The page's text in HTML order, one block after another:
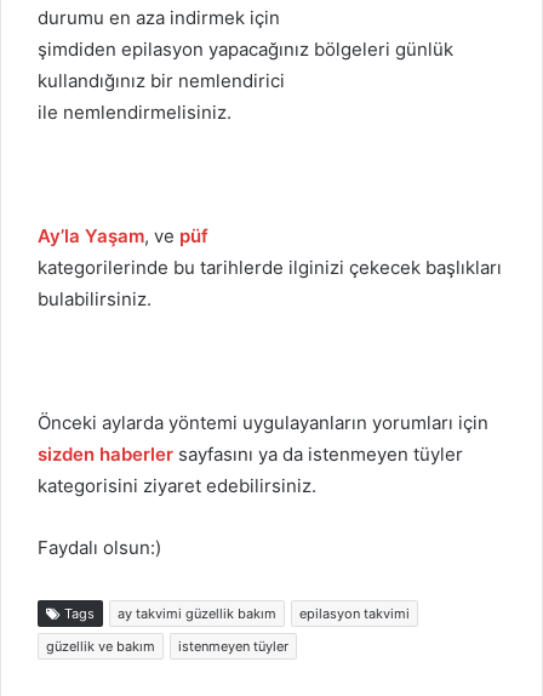
durumu en aza indirmek için
şimdiden epilasyon yapacağınız bölgeleri günlük
kullandığınız bir nemlendirici
ile nemlendirmelisiniz.
Ay’la Yaşam, ve püf
kategorilerinde bu tarihlerde ilginizi çekecek başlıkları
bulabilirsiniz.
Önceki aylarda yöntemi uygulayanların yorumları için
sizden haberler sayfasını ya da istenmeyen tüyler
kategorisini ziyaret edebilirsiniz.
Faydalı olsun:)
Tags ay takvimi güzellik bakım
epilasyon takvimi
güzellik ve bakım
istenmeyen tüyler